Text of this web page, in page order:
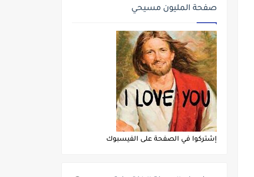
صفحة المليون مسيحي
إشتركوا في الصفحة على الفيسبوك